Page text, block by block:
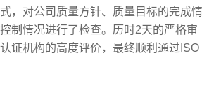
，对公司质量方针、质量目标的完成情
制情况进行了检查。历时2天的严格审
证机构的高度评价，最终顺利通过ISO